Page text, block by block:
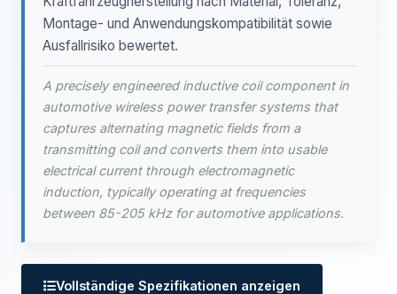
Montage- und Anwendungskompatibilität sowie
Ausfallrisiko bewertet.
A precisely engineered inductive coil component in
automotive wireless power transfer systems that
captures alternating magnetic fields from a
transmitting coil and converts them into usable
electrical current through electromagnetic
induction, typically operating at frequencies
between 85-205 kHz for automotive applications.
Vollständige Spezifikationen anzeigen